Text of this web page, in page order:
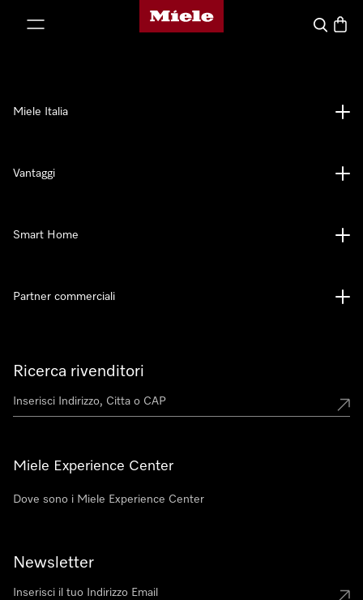
Homepage di Miele
Cerca
Ricerca rivenditori
Miele Experience Center
Dove sono i Miele Experience Center
Newsletter
Miele Italia
Vantaggi
Smart Home
Partner commerciali